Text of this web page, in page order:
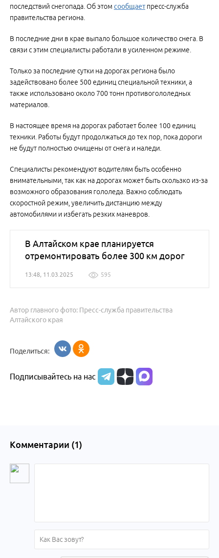
последствий снегопада. Об этом сообщаетпресс-служба
правительства региона.
В последние дни в крае выпало большое количество снега. В
связи с этим специалисты работали в усиленном режиме.
Только за последние сутки на дорогах региона было
задействовано более 500 единиц специальной техники, а
также использовано около 700 тонн противогололедных
материалов.
В настоящее время на дорогах работает более 100 единиц
техники. Работы будут продолжаться до тех пор, пока дороги
не будут полностью очищены от снега и наледи.
Специалисты рекомендуют водителям быть особенно
внимательными, так как на дорогах может быть скользко из-за
возможного образования гололеда. Важно соблюдать
скоростной режим, увеличить дистанцию между
автомобилями и избегать резких маневров.
В Алтайском крае планируется
отремонтировать более 300 км дорог
13:48, 11.03.2025 595
Автор главного фото: Пресс-служба правительства
Алтайского края
Поделиться:
Подписывайтесь на нас
Комментарии (1)